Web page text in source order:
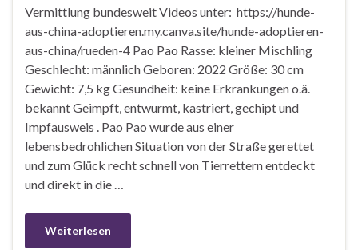
Vermittlung bundesweit Videos unter: https://hunde-
aus-china-adoptieren.my.canva.site/hunde-adoptieren-
aus-china/rueden-4 Pao Pao Rasse: kleiner Mischling
Geschlecht: männlich Geboren: 2022 Größe: 30 cm
Gewicht: 7,5 kg Gesundheit: keine Erkrankungen o.ä.
bekannt Geimpft, entwurmt, kastriert, gechipt und
Impfausweis . Pao Pao wurde aus einer
lebensbedrohlichen Situation von der Straße gerettet
und zum Glück recht schnell von Tierrettern entdeckt
und direkt in die …
Weiterlesen